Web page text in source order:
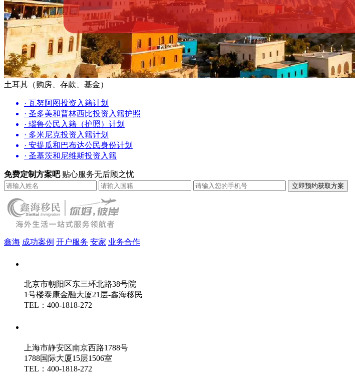
土耳其（购房、存款、基金）
· 瓦努阿图投资入籍计划
· 圣多美和普林西比投资入籍护照
· 瑙鲁公民入籍（护照）计划
· 多米尼克投资入籍计划
· 安提瓜和巴布达公民身份计划
· 圣基茨和尼维斯投资入籍
免费定制方案吧 贴心服务无后顾之忧
鑫海 成功案例 开户服务 安家 业务合作
北京市朝阳区东三环北路38号院
1号楼泰康金融大厦21层-鑫海移民
TEL：400-1818-272
上海市静安区南京西路1788号
1788国际大厦15层1506室
TEL：400-1818-272